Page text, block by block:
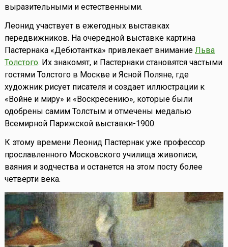
выразительными и естественными.
Леонид участвует в ежегодных выставках
передвижников. На очередной выставке картина
Пастернака «Дебютантка» привлекает внимание Льва
Толстого. Их знакомят, и Пастернаки становятся частыми
гостями Толстого в Москве и Ясной Поляне, где
художник рисует писателя и создает иллюстрации к
«Войне и миру» и «Воскресению», которые были
одобрены самим Толстым и отмечены медалью
Всемирной Парижской выставки-1900.
К этому времени Леонид Пастернак уже профессор
прославленного Московского училища живописи,
ваяния и зодчества и останется на этом посту более
четверти века.